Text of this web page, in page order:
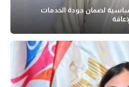
أساسية لضمان جودة الخدمات